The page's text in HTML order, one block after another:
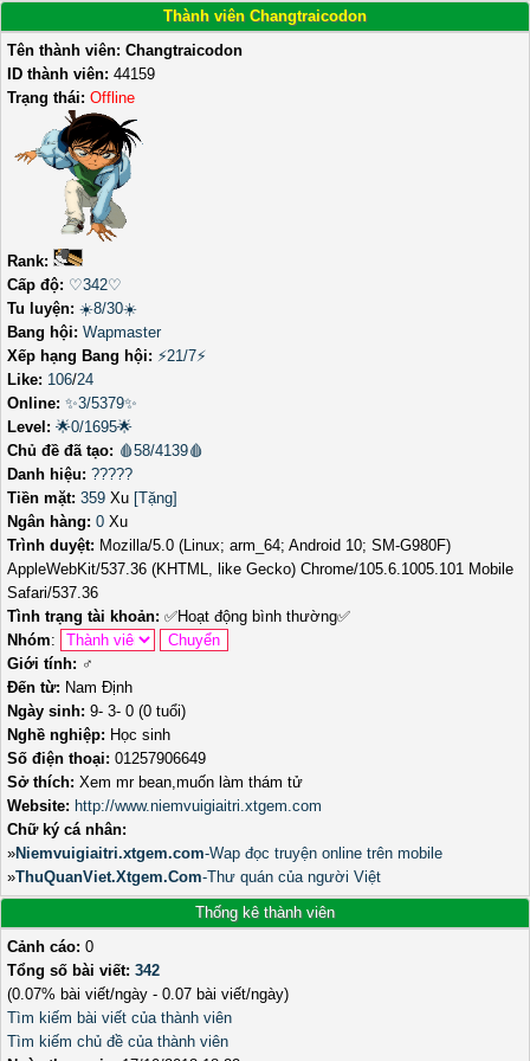
Thành viên Changtraicodon
Tên thành viên: Changtraicodon
ID thành viên: 44159
Trạng thái: Offline
Rank:
Cấp độ: ♡342♡
Tu luyện: ☀️8/30☀️
Bang hội: Wapmaster
Xếp hạng Bang hội: ⚡21/7⚡
Like: 106/24
Online: ✨3/5379✨
Level: 🌟0/1695🌟
Chủ đề đã tạo: 🩸58/4139🩸
Danh hiệu: ?????
Tiền mặt: 359 Xu [Tặng]
Ngân hàng: 0 Xu
Trình duyệt: Mozilla/5.0 (Linux; arm_64; Android 10; SM-G980F)
AppleWebKit/537.36 (KHTML, like Gecko) Chrome/105.6.1005.101 Mobile
Safari/537.36
Tình trạng tài khoản: ✅Hoạt động bình thường✅
Nhóm:
Giới tính: ♂️
Đến từ: Nam Định
Ngày sinh: 9- 3- 0 (0 tuổi)
Nghề nghiệp: Học sinh
Số điện thoại: 01257906649
Sở thích: Xem mr bean,muốn làm thám tử
Website: http://www.niemvuigiaitri.xtgem.com
Chữ ký cá nhân:
»Niemvuigiaitri.xtgem.com-Wap đọc truyện online trên mobile
»ThuQuanViet.Xtgem.Com-Thư quán của người Việt
Thống kê thành viên
Cảnh cáo: 0
Tổng số bài viết: 342
(0.07% bài viết/ngày - 0.07 bài viết/ngày)
Tìm kiếm bài viết của thành viên
Tìm kiếm chủ đề của thành viên